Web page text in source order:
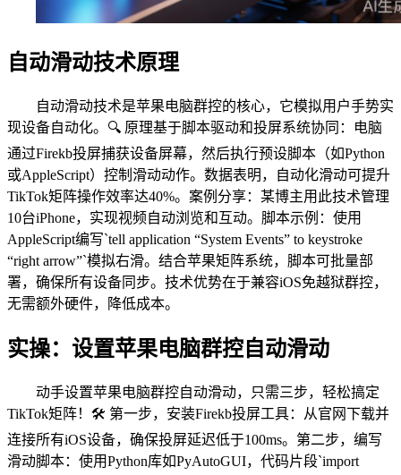
自动滑动技术原理
自动滑动技术是苹果电脑群控的核心，它模拟用户手势实
现设备自动化。🔍 原理基于脚本驱动和投屏系统协同：电脑
通过Firekb投屏捕获设备屏幕，然后执行预设脚本（如Python
或AppleScript）控制滑动动作。数据表明，自动化滑动可提升
TikTok矩阵操作效率达40%。案例分享：某博主用此技术管理
10台iPhone，实现视频自动浏览和互动。脚本示例：使用
AppleScript编写`tell application “System Events” to keystroke
“right arrow”`模拟右滑。结合苹果矩阵系统，脚本可批量部
署，确保所有设备同步。技术优势在于兼容iOS免越狱群控，
无需额外硬件，降低成本。
实操：设置苹果电脑群控自动滑动
动手设置苹果电脑群控自动滑动，只需三步，轻松搞定
TikTok矩阵！🛠️ 第一步，安装Firekb投屏工具：从官网下载并
连接所有iOS设备，确保投屏延迟低于100ms。第二步，编写
滑动脚本：使用Python库如PyAutoGUI，代码片段`import